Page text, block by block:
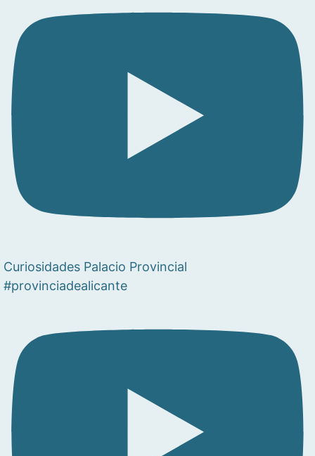
Curiosidades Palacio Provincial
#provinciadealicante